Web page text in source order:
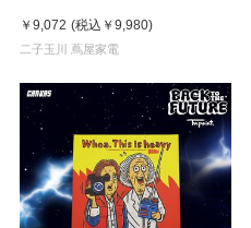
￥9,072 (税込 ￥9,980)
二子玉川 蔦屋家電